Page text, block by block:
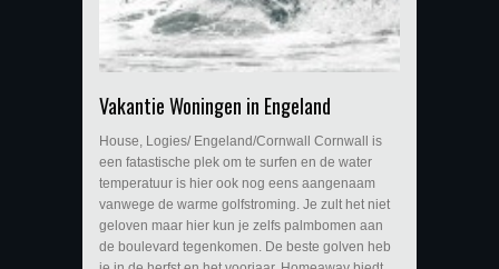
Vakantie Woningen in Engeland
House, Logies/ Engeland/Cornwall Cornwall is
een fatastische plek om te surfen en de water
temperatuur is hier ook nog eens aangenaam
vanwege de warme golfstroming. Je zult het niet
geloven maar hier kun je zelfs palmbomen aan
de boulevard tegenkomen. De beste golven heb